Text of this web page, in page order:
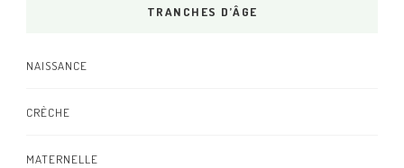
TRANCHES D’ÂGE
NAISSANCE
CRÈCHE
MATERNELLE